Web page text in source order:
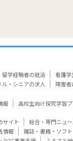
留学経験者の就活 看護学
ル・シニアの求人 障害
報 高校生向け探究学習
サイト 総合・専門ニュー
情報
雑誌・書籍・ソフト